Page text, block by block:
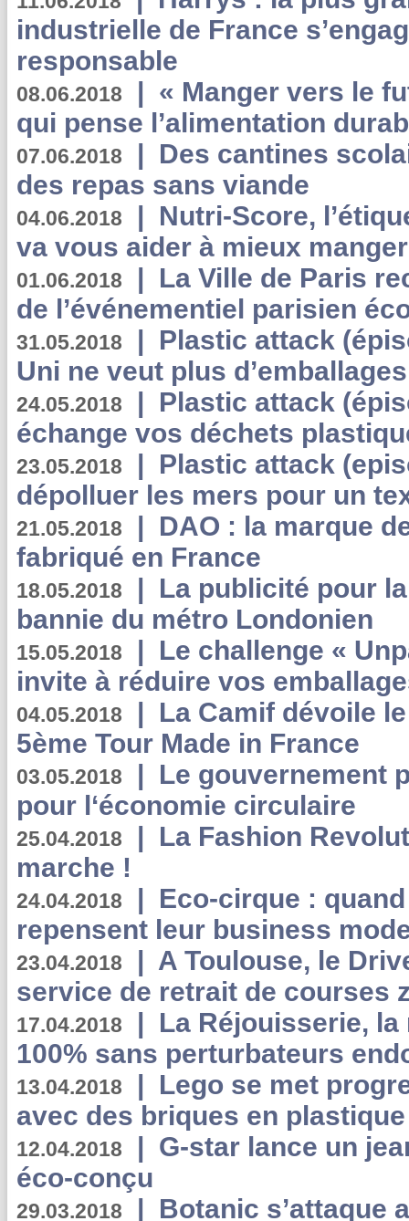
industrielle de France
responsable
08.06.2018 | « Manger vers le
qui pense l’alimentation
07.06.2018 | Des cantines
des repas sans viande
04.06.2018 | Nutri-Score,
va vous aider à mieux
01.06.2018 | La Ville de Paris
de l’événementiel parisien
31.05.2018 | Plastic attack
Uni ne veut plus
24.05.2018 | Plastic attack
échange vos déchets
23.05.2018 | Plastic attack
dépolluer les mers pour un
21.05.2018 | DAO : la marque
fabriqué en France
18.05.2018 | La publicité pour
bannie du métro Londonien
15.05.2018 | Le challenge «
invite à réduire vos
04.05.2018 | La Camif dévoile
5ème Tour Made in France
03.05.2018 | Le gouvernement
pour l‘économie circulaire
25.04.2018 | La Fashion
marche !
24.04.2018 | Eco-cirque :
repensent leur business
23.04.2018 | A Toulouse, le
service de retrait de courses
17.04.2018 | La Réjouisserie,
100% sans perturbateurs
13.04.2018 | Lego se met
avec des briques en
12.04.2018 | G-star lance un
éco-conçu
29.03.2018 | Botanic s’attaque